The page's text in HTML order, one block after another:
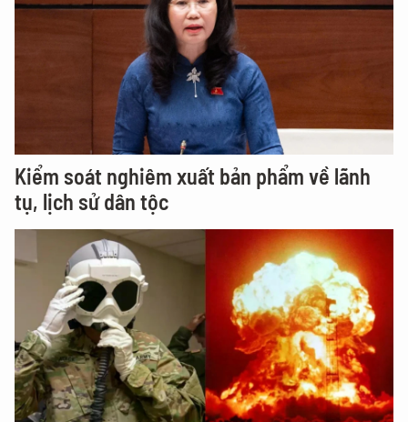
Kiểm soát nghiêm xuất bản phẩm về lãnh
tụ, lịch sử dân tộc